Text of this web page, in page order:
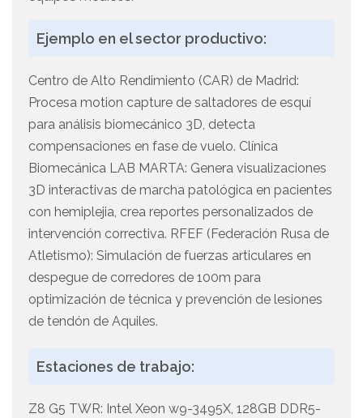
Ejemplo en el sector productivo:
Centro de Alto Rendimiento (CAR) de Madrid:
Procesa motion capture de saltadores de esquí
para análisis biomecánico 3D, detecta
compensaciones en fase de vuelo. Clínica
Biomecánica LAB MARTA: Genera visualizaciones
3D interactivas de marcha patológica en pacientes
con hemiplejia, crea reportes personalizados de
intervención correctiva. RFEF (Federación Rusa de
Atletismo): Simulación de fuerzas articulares en
despegue de corredores de 100m para
optimización de técnica y prevención de lesiones
de tendón de Aquiles.
Estaciones de trabajo:
Z8 G5 TWR: Intel Xeon w9-3495X, 128GB DDR5-